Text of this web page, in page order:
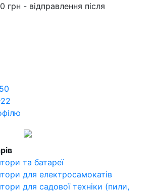
- відправлення після
та батареї
для електросамокатів
для садової техніки (пили,